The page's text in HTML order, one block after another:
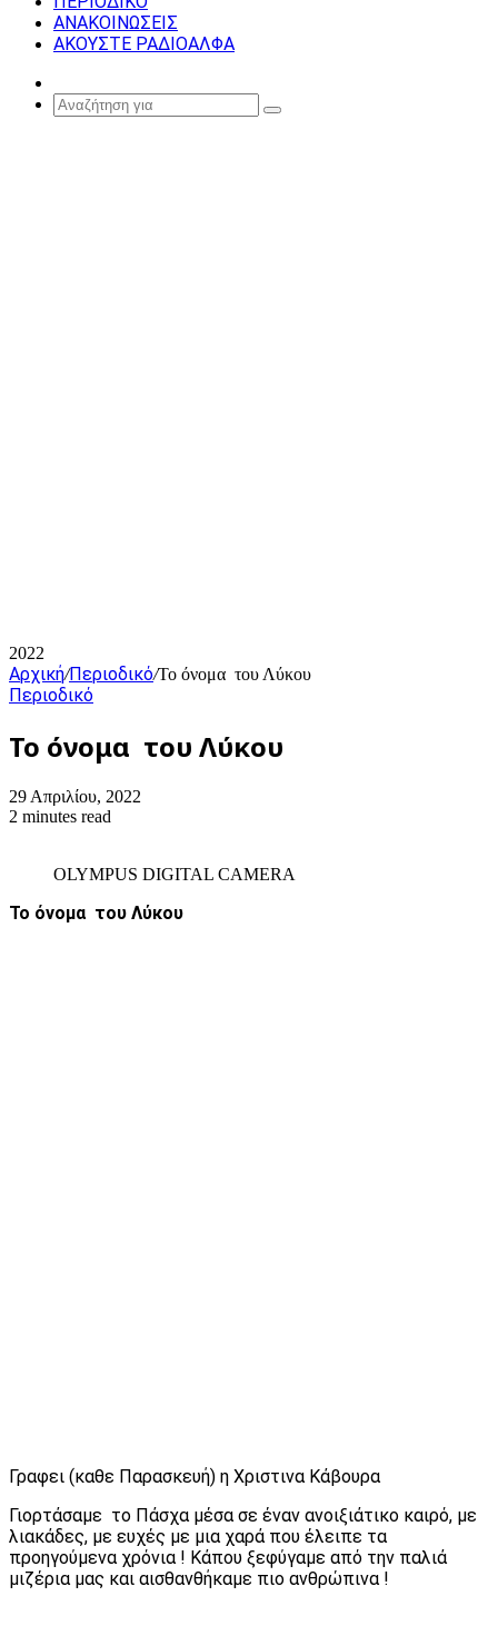
ΑΝΑΚΟΙΝΩΣΕΙΣ
ΑΚΟΥΣΤΕ ΡΑΔΙΟΑΛΦΑ
Article
Αναζήτηση
2022
Αρχική/Περιοδικό/Το όνομα του Λύκου
Περιοδικό
Το όνομα του Λύκου
29 Απριλίου, 2022
2 minutes read
OLYMPUS DIGITAL CAMERA
Το όνομα του Λύκου
Γραφει (καθε Παρασκευή) η Χριστινα Κάβουρα
Γιορτάσαμε το Πάσχα μέσα σε έναν ανοιξιάτικο καιρό, με
λιακάδες, με ευχές με μια χαρά που έλειπε τα
προηγούμενα χρόνια ! Κάπου ξεφύγαμε από την παλιά
μιζέρια μας και αισθανθήκαμε πιο ανθρώπινα !